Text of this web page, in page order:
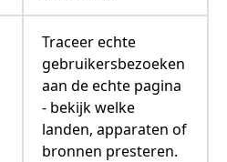
Traceer echte
gebruikersbezoeken
aan de echte pagina
- bekijk welke
landen, apparaten of
bronnen presteren.